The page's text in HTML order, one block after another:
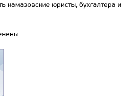
камазовские юристы, бухгалтера и